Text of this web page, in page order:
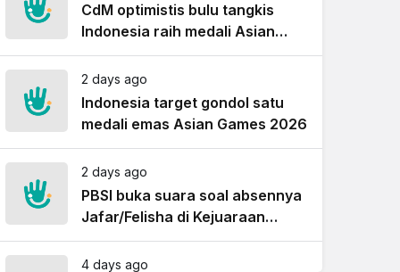
optimistis bulu
Indonesia raih medali
CdM optimistis bulu tangkis
Indonesia raih medali Asian
Games
2 days ago
Indonesia target gondol satu
medali emas Asian Games 2026
2 days ago
PBSI buka suara soal absennya
Jafar/Felisha di Kejuaraan
Dunia BWF
4 days ago